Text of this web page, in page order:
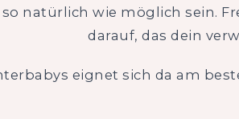
natürlich wie möglich sein.
darauf, das dein
eignet sich da am